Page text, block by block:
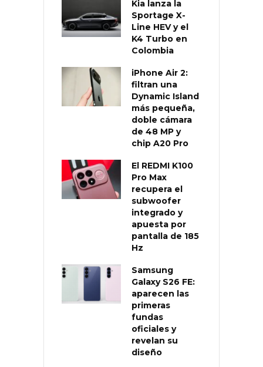
Kia lanza la
Sportage X-
Line HEV y el
K4 Turbo en
Colombia
iPhone Air 2:
filtran una
Dynamic Island
más pequeña,
doble cámara
de 48 MP y
chip A20 Pro
El REDMI K100
Pro Max
recupera el
subwoofer
integrado y
apuesta por
pantalla de 185
Hz
Samsung
Galaxy S26 FE:
aparecen las
primeras
fundas
oficiales y
revelan su
diseño